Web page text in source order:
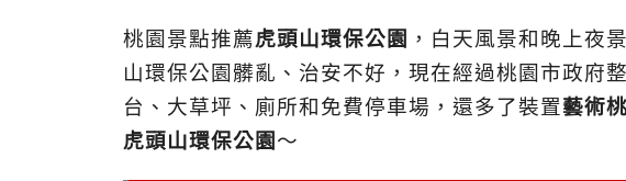
桃園景點推薦虎頭山環保公園 ，白天風景和晚上夜
山環保公園髒亂、治安不好，現在經過桃園市政府
台、大草坪、廁所和免費停車場，還多了裝置藝術
虎頭山環保公園 ～